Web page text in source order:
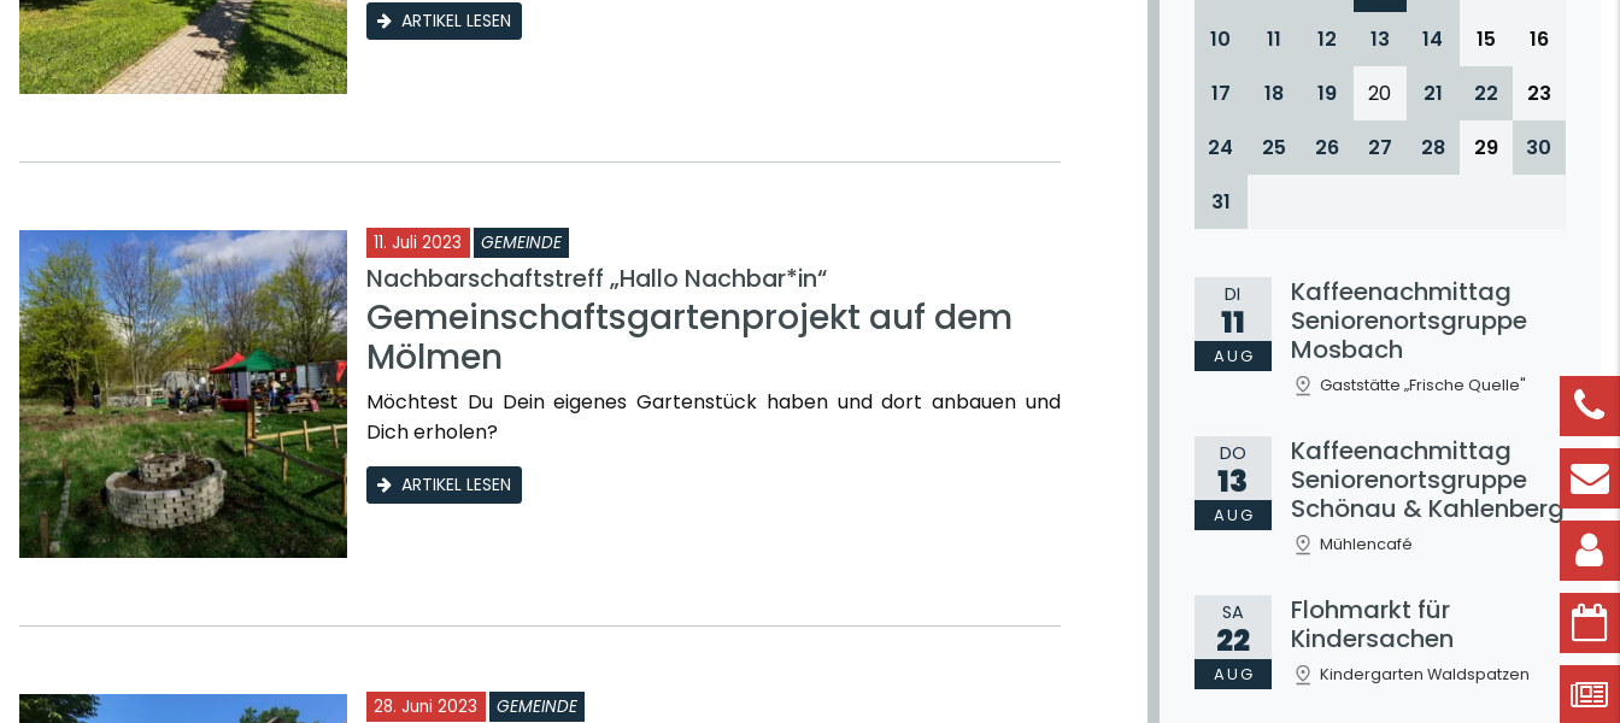
ARTIKEL LESEN
11. Juli 2023 GEMEINDE
Nachbarschaftstreff „Hallo Nachbar*in“
Gemeinschaftsgartenprojekt auf dem
Mölmen
Möchtest Du Dein eigenes Gartenstück haben und dort anbauen und
Dich erholen?
ARTIKEL LESEN
28. Juni 2023 GEMEINDE
10
11 12 13 14 15
16
17
18 19 20 21 22
23
24
25 26 27 28 29
30
31
DI
11
AUG
Kaffeenachmittag
Seniorenortsgruppe
Mosbach
Gaststätte „Frische Quelle"
DO
13
AUG
Kaffeenachmittag
Seniorenortsgruppe
Schönau & Kahlenberg
Mühlencafé
SA
22
AUG
Flohmarkt für
Kindersachen
Kindergarten Waldspatzen